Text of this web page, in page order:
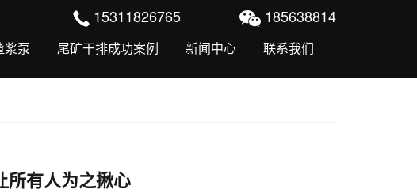
15311826765 185638814
浆泵 尾矿干排成功案例 新闻中心 联系我们
所有人为之揪心